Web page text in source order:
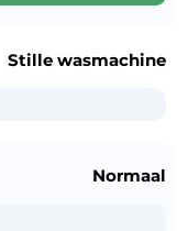
Stille wasmachine
Normaal